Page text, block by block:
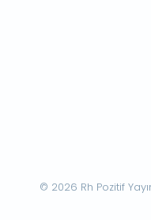
© 2026 Rh Pozitif